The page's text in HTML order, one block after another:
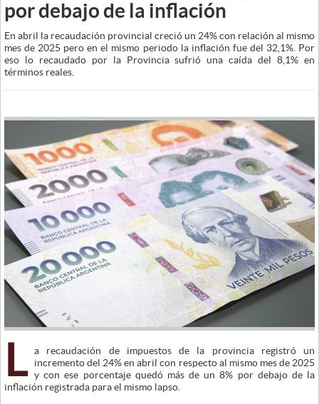
por debajo de la inflación
En abril la recaudación provincial creció un 24% con relación al mismo
mes de 2025 pero en el mismo periodo la inflación fue del 32,1%. Por
eso lo recaudado por la Provincia sufrió una caída del 8,1% en
términos reales.
L
a recaudación de impuestos de la provincia registró un
incremento del 24% en abril con respecto al mismo mes de 2025
y con ese porcentaje quedó más de un 8% por debajo de la
inflación registrada para el mismo lapso.